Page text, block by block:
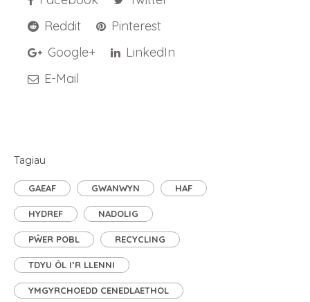
Reddit
Pinterest
Google+
LinkedIn
E-Mail
Tagiau
GAEAF GWANWYN HAF
HYDREF NADOLIG
PŴER POBL RECYCLING
TDYU ÔL I’R LLENNI
YMGYRCHOEDD CENEDLAETHOL